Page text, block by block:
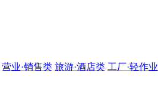
营业·销售类 旅游·酒店类 工厂·轻作业